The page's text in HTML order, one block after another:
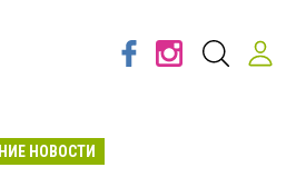
НОВОСТИ